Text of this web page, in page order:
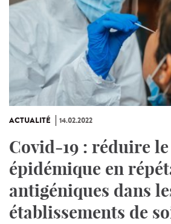
ACTUALITÉ 14.02.2022
Covid-19 : réduire
épidémique en
antigéniques dans
établissements de